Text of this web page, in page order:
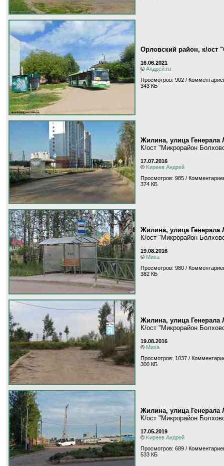
Орловский район, к/ост
16.06.2021
© Андрей.ru
Просмотров: 902 /
343 КБ
Жилина, улица Генерала
К/ост "Микрорайон
17.07.2016
© Kиpeeв Aндpeй
Просмотров: 985 /
374 КБ
Жилина, улица Генерала
К/ост "Микрорайон
19.08.2016
© Миха
Просмотров: 980 /
382 КБ
Жилина, улица Генерала
К/ост "Микрорайон
19.08.2016
© Миха
Просмотров: 1037 /
300 КБ
Жилина, улица Генерала
К/ост "Микрорайон
17.05.2019
© Kиpeeв Aндpeй
Просмотров: 689 /
533 КБ